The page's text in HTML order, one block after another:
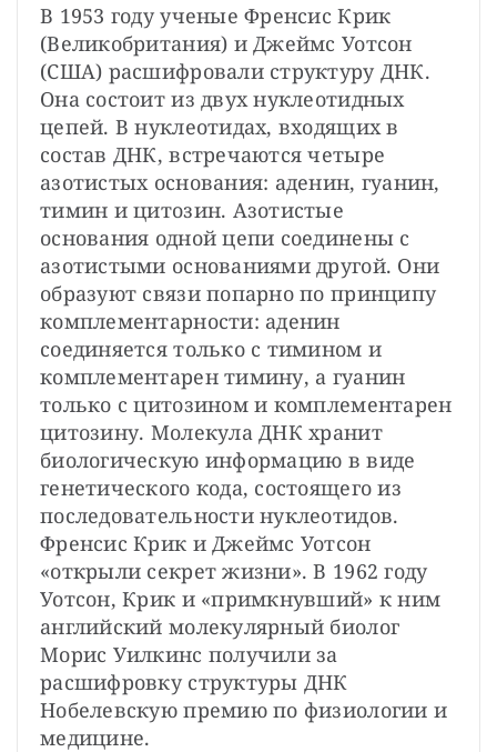
В 1953 году ученые Френсис Крик
(Великобритания) и Джеймс Уотсон
(США) расшифровали структуру ДНК.
Она состоит из двух нуклеотидных
цепей. В нуклеотидах, входящих в
состав ДНК, встречаются четыре
азотистых основания: аденин, гуанин,
тимин и цитозин. Азотистые
основания одной цепи соединены с
азотистыми основаниями другой. Они
образуют связи попарно по принципу
комплементарности: аденин
соединяется только с тимином и
комплементарен тимину, а гуанин
только с цитозином и комплементарен
цитозину. Молекула ДНК хранит
биологическую информацию в виде
генетического кода, состоящего из
последовательности нуклеотидов.
Френсис Крик и Джеймс Уотсон
«открыли секрет жизни». В 1962 году
Уотсон, Крик и «примкнувший» к ним
английский молекулярный биолог
Морис Уилкинс получили за
расшифровку структуры ДНК
Нобелевскую премию по физиологии и
медицине.